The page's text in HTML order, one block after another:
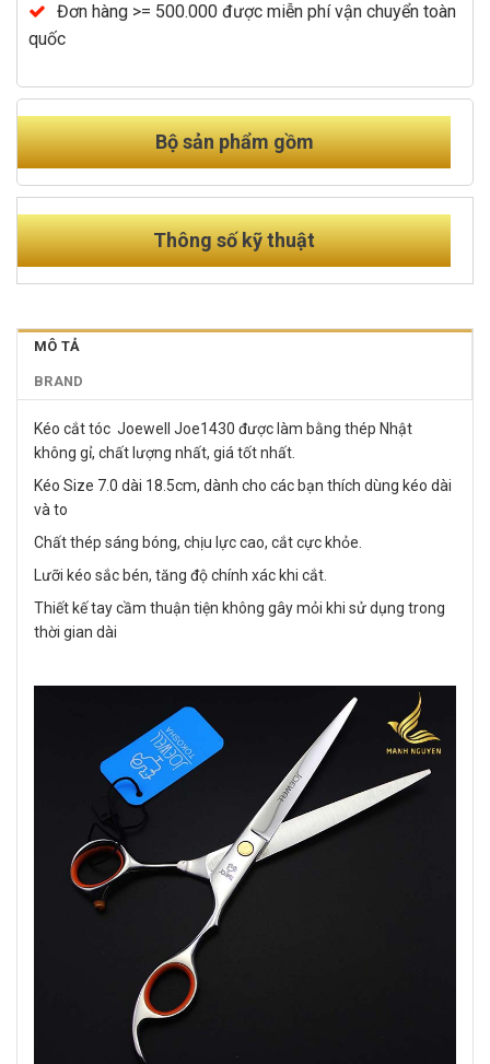
Đơn hàng >= 500.000 được miễn phí vận chuyển toàn
quốc
Bộ sản phẩm gồm
Thông số kỹ thuật
MÔ TẢ
BRAND
Kéo cắt tóc Joewell Joe1430 được làm bằng thép Nhật
không gỉ, chất lượng nhất, giá tốt nhất.
Kéo Size 7.0 dài 18.5cm, dành cho các bạn thích dùng kéo dài
và to
Chất thép sáng bóng, chịu lực cao, cắt cực khỏe.
Lưỡi kéo sắc bén, tăng độ chính xác khi cắt.
Thiết kế tay cầm thuận tiện không gây mỏi khi sử dụng trong
thời gian dài